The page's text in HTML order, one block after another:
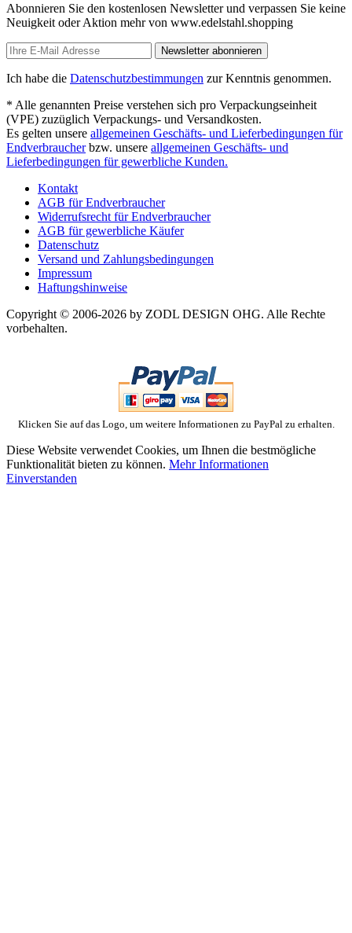
Abonnieren Sie den kostenlosen Newsletter und verpassen Sie keine
Neuigkeit oder Aktion mehr von www.edelstahl.shopping
Newsletter abonnieren
Ich habe die Datenschutzbestimmungen zur Kenntnis genommen.
* Alle genannten Preise verstehen sich pro Verpackungseinheit
(VPE) zuzüglich Verpackungs- und Versandkosten.
Es gelten unsere allgemeinen Geschäfts- und Lieferbedingungen für
Endverbraucherbzw. unsere allgemeinen Geschäfts- und
Lieferbedingungen für gewerbliche Kunden.
Kontakt
AGB für Endverbraucher
Widerrufsrecht für Endverbraucher
AGB für gewerbliche Käufer
Datenschutz
Versand und Zahlungsbedingungen
Impressum
Haftungshinweise
Copyright © 2006-2026 by ZODL DESIGN OHG. Alle Rechte
vorbehalten.
Klicken Sie auf das Logo, um weitere Informationen zu PayPal zu erhalten.
Diese Website verwendet Cookies, um Ihnen die bestmögliche
Funktionalität bieten zu können. Mehr Informationen
Einverstanden